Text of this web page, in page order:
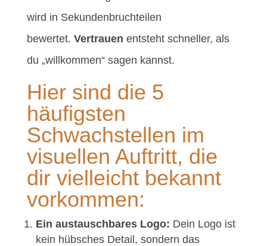
wird in Sekundenbruchteilen
bewertet. Vertrauen entsteht schneller, als
du „willkommen“ sagen kannst.
Hier sind die 5
häufigsten
Schwachstellen im
visuellen Auftritt, die
dir vielleicht bekannt
vorkommen:
Ein austauschbares Logo: Dein Logo ist
kein hübsches Detail, sondern das